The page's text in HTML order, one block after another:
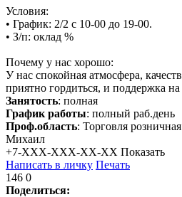
Условия:
• График: 2/2 с 10-00 до 19-00.
• З/п: оклад %
Почему у нас хорошо:
У нас спокойная атмосфера,
приятно гордиться, и поддержка на
Занятость: полная
График работы: полный раб.день
Проф.область: Торговля розничная
Михаил
+7-XXX-XXX-XX-XX Показать
Написать в личку Печать
146 0
Поделиться: